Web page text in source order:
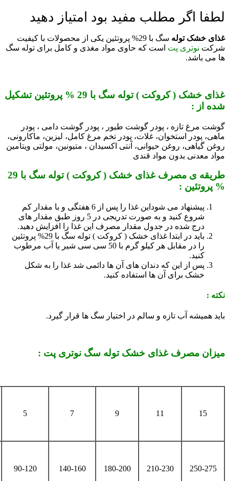
لطفا اگر مطلب مفید بود امتیاز دهید
غذای خشک توله
سگ با 29% پروتئین یکی از محصولات با کیفیت
شرکت نوتری پت است که حاوی مواد مغذی و کامل برای توله سگ
ها می باشد.
غذای خشک ( کروکت ) توله سگ با 29 % پروتئین تشکیل
شده از :
گوشت مرغ تازه ، پودر گوشت طیور ، پودر گوشت دامی ، پودر
ماهی، پودر استخوان، غلات، پودر تخم مرغ کامل، لیزین، ماکارونی،
روغن گیاهی، روغن حیوانی، آنتی اکسیدان ، متیونین، مولتی ویتامین
مواد معدنی بدون مواد قندی
طریقه ی مصرف غذای خشک ( کروکت ) توله سگ با 29
% پروتئین :
پیشنهاد می شوداین غذا را پس از 6 هفتگی و با مقدار کم
شروع کنید و به صورت تدریجی در 5 روز طبق مقدار های
درج شده در جدول مقدار مصرف این غذا را افزایش دهید.
باید در ابتدا غذای خشک ( کروکت ) توله سگ با 29% پروتئین
را در مقابل هر کیلو گرم با 50 سی سی شیر یا آب مرطوب
کنید.
پس از این که دندان های آن ها دائمی شد غذا را به شکل
خشک برای آن ها استفاده کنید.
نکته :
باید همیشه آب تازه و سالم در اختیار سگ ها قرار گیرد.
میزان مصرف غذای خشک توله سگ نوتری پت :
15
11
9
7
5
250-275
210-230
180-200
140-160
90-120